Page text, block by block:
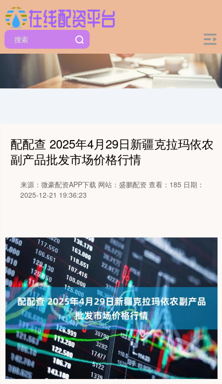
配配查 2025年4月29日新疆克拉玛依农
副产品批发市场价格行情
来源：微豪配资APP下载 网站：盛鹏配资 查看：185 日期：
2025-12-21 19:36:23